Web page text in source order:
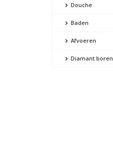
Douche
Baden
Afvoeren
Diamant boren